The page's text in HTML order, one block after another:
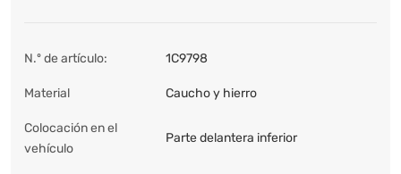
N.º de artículo: 1C9798
Material Caucho y hierro
Colocación en el
vehículo
Parte delantera inferior